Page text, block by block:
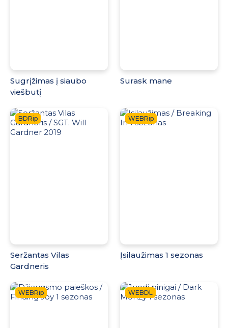
Sugrįžimas į siaubo
viešbutį
Surask mane
BDRip
Seržantas Vilas
Gardneris
WEBRip
Įsilaužimas 1 sezonas
WEBRip WEBDL